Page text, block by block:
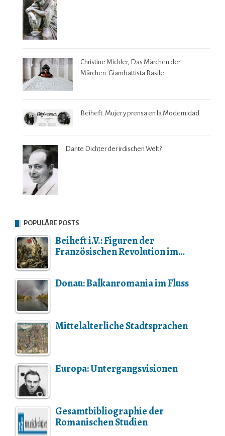
Christine Michler, Das Märchen der
Märchen: Giambattista Basile
Beiheft: Mujer y prensa en la Modernidad
Dante Dichter der irdischen Welt?
POPULÄRE POSTS
Beiheft i.V.: Figuren der
Französischen Revolution im…
Donau: Balkanromania im Fluss
Mittelalterliche Stadtsprachen
Europa: Untergangsvisionen
Gesamtbibliographie der
Romanischen Studien